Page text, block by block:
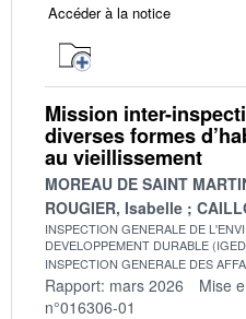
Accéder à la notice
Mission inter-
diverses formes
au vieillissement
MOREAU DE SAINT
ROUGIER, Isabelle
INSPECTION GENERALE DE
DEVELOPPEMENT DURABLE
INSPECTION GENERALE DES
Rapport: mars 2026 Mise
n°016306-01